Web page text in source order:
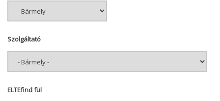
Szolgáltató
ELTEfind fül